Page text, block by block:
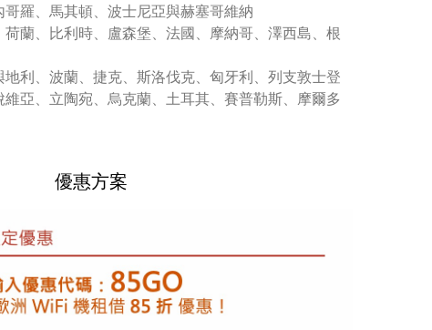
羅、馬其頓、波士尼亞與赫塞哥維納
荷蘭、比利時、盧森堡、法國、摩納哥、澤西島、根
地利、波蘭、捷克、斯洛伐克、匈牙利、列支敦士登
維亞、立陶宛、烏克蘭、土耳其、賽普勒斯、摩爾多
優惠方案